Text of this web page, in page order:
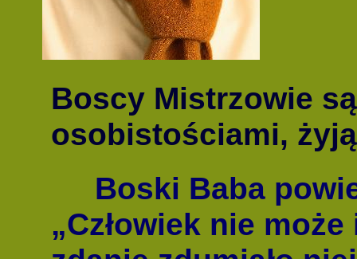
Boscy Mistrzowie
osobistościami,
Boski Baba
„Człowiek nie